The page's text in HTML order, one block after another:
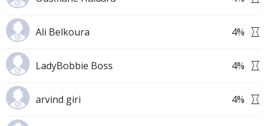
Ali Belkoura 4%
LadyBobbie Boss 4%
arvind giri 4%